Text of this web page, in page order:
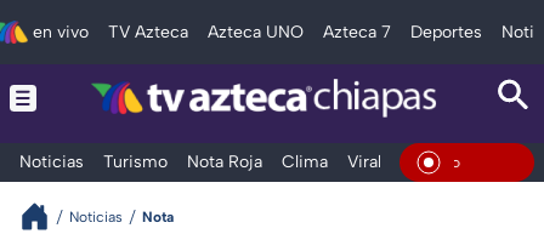
en vivo TV Azteca Azteca UNO Azteca 7 Deportes
Noticias Turismo Nota Roja Clima Viral y Tendencia En Vivo
Noticias Nota